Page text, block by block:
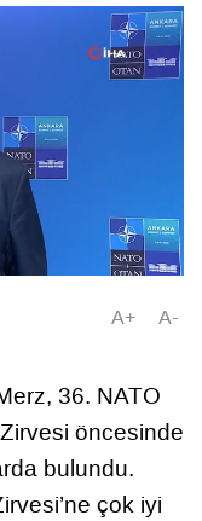
A+ A-
36. NATO
öncesinde
bulundu.
çok iyi